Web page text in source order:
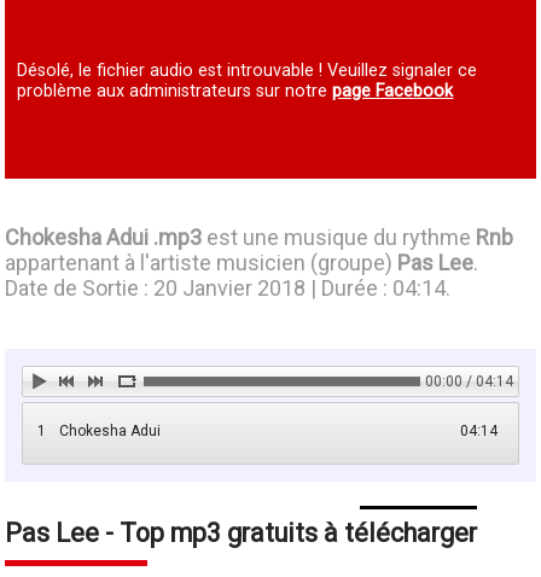
Désolé, le fichier audio est introuvable ! Veuillez signaler ce
problème aux administrateurs sur notrepage Facebook
Chokesha Adui .mp3 est une musique du rythme Rnb
appartenant à l'artiste musicien (groupe) Pas Lee.
Date de Sortie : 20 Janvier 2018 | Durée : 04:14.
00:00 / 04:14
1 04:14
Chokesha Adui
Pas Lee - Top mp3 gratuits à télécharger